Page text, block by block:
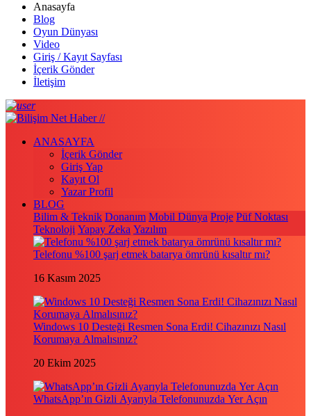
Anasayfa
Blog
Oyun Dünyası
Video
Giriş / Kayıt Sayfası
İçerik Gönder
İletişim
ANASAYFA
İçerik Gönder
Giriş Yap
Kayıt Ol
Yazar Profil
BLOG
Bilim & Teknik Donanım Mobil Dünya Proje Püf Noktası
Teknoloji Yapay Zeka Yazılım
Telefonu %100 şarj etmek batarya ömrünü kısaltır mı?
16 Kasım 2025
Windows 10 Desteği Resmen Sona Erdi! Cihazınızı Nasıl
Korumaya Almalısınız?
20 Ekim 2025
WhatsApp’ın Gizli Ayarıyla Telefonunuzda Yer Açın